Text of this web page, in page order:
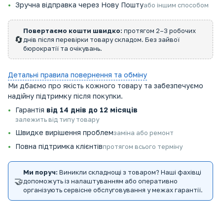
Зручна відправка через Нову Поштуабо іншим способом
🔄
Повертаємо кошти швидко: протягом 2–3 робочих
днів після перевірки товару складом. Без зайвої
бюрократії та очікувань.
Детальні правила повернення та обміну
Ми дбаємо про якість кожного товару та забезпечуємо
надійну підтримку після покупки.
Гарантія від 14 днів до 12 місяців
залежить від типу товару
Швидке вирішення проблемзаміна або ремонт
Повна підтримка клієнтівпротягом всього терміну
🤝
Ми поруч: Виникли складнощі з товаром? Наші фахівці
допоможуть із налаштуванням або оперативно
організують сервісне обслуговування у межах гарантії.